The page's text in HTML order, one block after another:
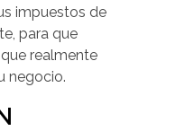
impuestos de
para que
realmente
negocio.